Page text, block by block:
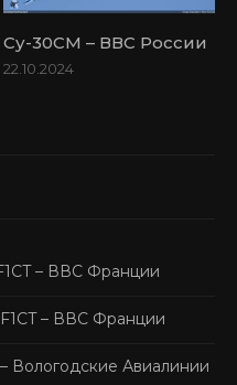
Су-30СМ – ВВС России
22.10.2024
– ВВС Франции
– ВВС Франции
Вологодские Авиалинии